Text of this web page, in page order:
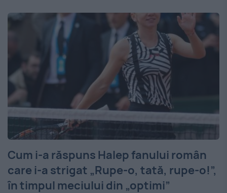
Cum i-a răspuns Halep fanului român
care i-a strigat „Rupe-o, tată, rupe-o!”,
în timpul meciului din „optimi”